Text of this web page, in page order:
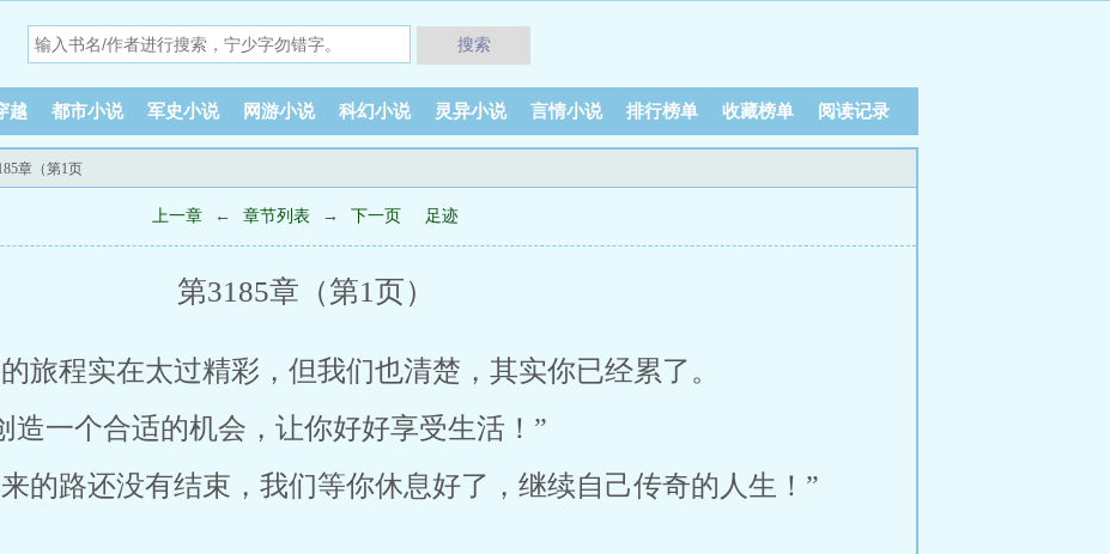
搜索
越 都市小说 军史小说 网游小说 科幻小说 灵异小说 言情小说 排行榜单 收藏榜单 阅读记录
章（第1页
上一章 ← 章节列表 → 下一页 足迹
第3185章（第1页）
旅程实在太过精彩，但我们也清楚，其实你已经累了。
造一个合适的机会，让你好好享受生活！”
的路还没有结束，我们等你休息好了，继续自己传奇的人生！”